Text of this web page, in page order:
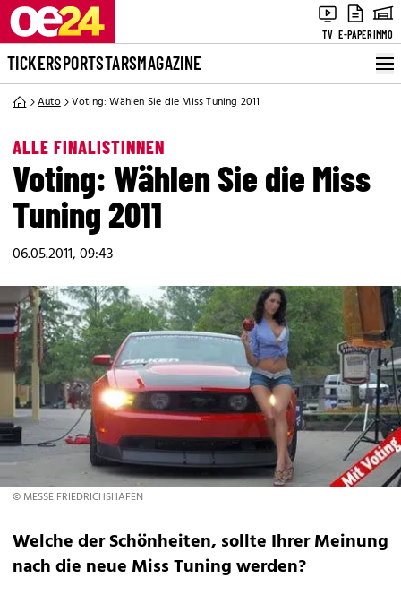
TV E-PAPERIMMO
TICKERSPORTSTARSMAGAZINE
Auto Voting: Wählen Sie die Miss Tuning 2011
ALLE FINALISTINNEN
Voting: Wählen Sie die Miss
Tuning 2011
06.05.2011, 09:43
© MESSE FRIEDRICHSHAFEN
Welche der Schönheiten, sollte Ihrer Meinung
nach die neue Miss Tuning werden?